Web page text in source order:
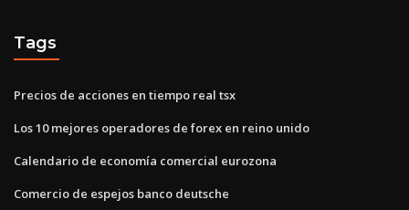
Tags
Precios de acciones en tiempo real tsx
Los 10 mejores operadores de forex en reino unido
Calendario de economía comercial eurozona
Comercio de espejos banco deutsche